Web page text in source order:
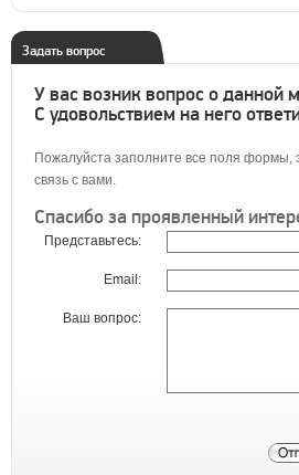
Задать вопрос
У вас возник вопрос о данной
С удовольствием на него
Пожалуйста заполните все поля формы,
связь с вами.
Спасибо за проявленный
Представьтесь:
Email:
Ваш вопрос: